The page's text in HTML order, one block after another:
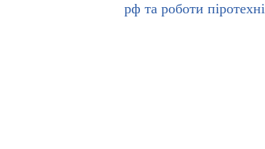
рф та роботи